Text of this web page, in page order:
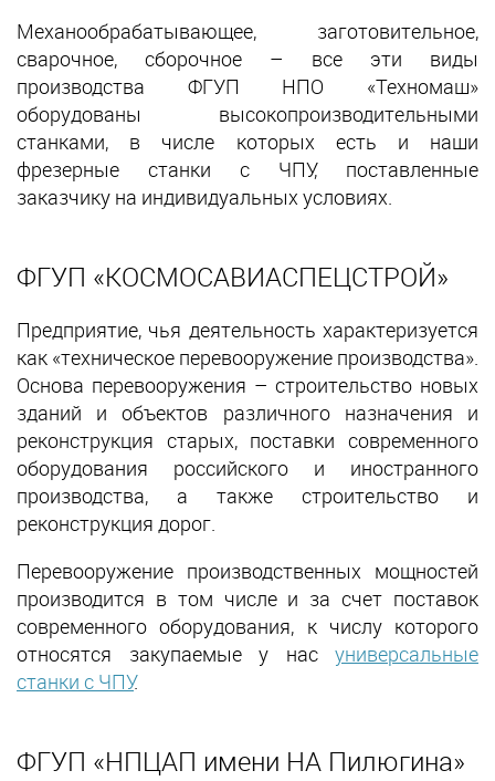
Механообрабатывающее, заготовительное,
сварочное, сборочное – все эти виды
производства ФГУП НПО «Техномаш»
оборудованы высокопроизводительными
станками, в числе которых есть и наши
фрезерные станки с ЧПУ, поставленные
заказчику на индивидуальных условиях.
ФГУП «КОСМОСАВИАСПЕЦСТРОЙ»
Предприятие, чья деятельность характеризуется
как «техническое перевооружение производства».
Основа перевооружения – строительство новых
зданий и объектов различного назначения и
реконструкция старых, поставки современного
оборудования российского и иностранного
производства, а также строительство и
реконструкция дорог.
Перевооружение производственных мощностей
производится в том числе и за счет поставок
современного оборудования, к числу которого
относятся закупаемые у нас универсальные
станки с ЧПУ.
ФГУП «НПЦАП имени НА Пилюгина»